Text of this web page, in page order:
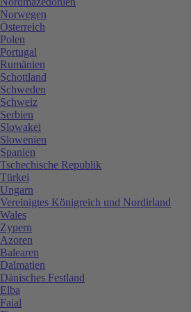
Norwegen
Österreich
Polen
Portugal
Rumänien
Schottland
Schweden
Schweiz
Serbien
Slowakei
Slowenien
Spanien
Tschechische Republik
Türkei
Ungarn
Vereinigtes Königreich und Nordirland
Wales
Zypern
Azoren
Balearen
Dalmatien
Dänisches Festland
Elba
Faial